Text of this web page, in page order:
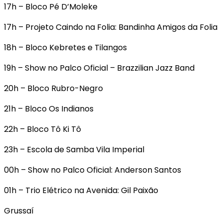
17h – Bloco Pé D’Moleke
17h – Projeto Caindo na Folia: Bandinha Amigos da Folia
18h – Bloco Kebretes e Tilangos
19h – Show no Palco Oficial – Brazzilian Jazz Band
20h – Bloco Rubro-Negro
21h – Bloco Os Indianos
22h – Bloco Tô Ki Tô
23h – Escola de Samba Vila Imperial
00h – Show no Palco Oficial: Anderson Santos
01h – Trio Elétrico na Avenida: Gil Paixão
Grussaí